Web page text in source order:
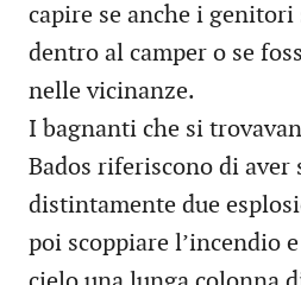
capire se anche i genitori
dentro al camper o se
nelle vicinanze.
I bagnanti che si
Bados riferiscono di aver
distintamente due
poi scoppiare l’incendio